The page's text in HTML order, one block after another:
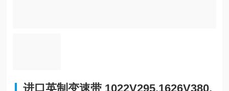
进口英制变速带 1022V295,1626V380,